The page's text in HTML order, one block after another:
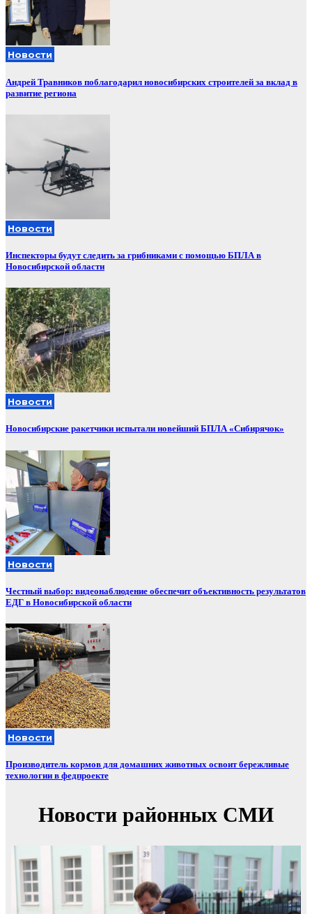
Новости
Андрей Травников поблагодарил новосибирских строителей за вклад в
развитие региона
Новости
Инспекторы будут следить за грибниками с помощью БПЛА в
Новосибирской области
Новости
Новосибирские ракетчики испытали новейший БПЛА «Сибирячок»
Новости
Честный выбор: видеонаблюдение обеспечит объективность результатов
ЕДГ в Новосибирской области
Новости
Производитель кормов для домашних животных освоит бережливые
технологии в федпроекте